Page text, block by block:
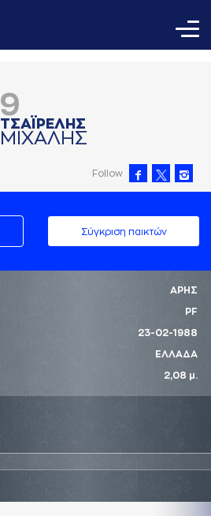
9
ΤΣAΪΡΕΛΗΣ
ΜΙΧAΛΗΣ
Follow
Σύγκριση παικτών
ΑΡΗΣ
PF
23-02-1988
ΕΛΛΑΔΑ
2,08 μ.